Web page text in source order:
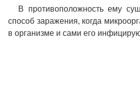
В противоположность ему
способ заражения, когда
в организме и сами его